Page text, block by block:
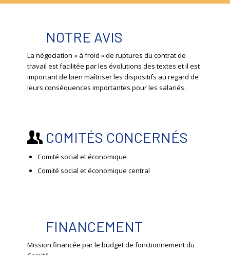
NOTRE AVIS
La négociation « à froid » de ruptures du contrat de
travail est facilitée par les évolutions des textes et il est
important de bien maîtriser les dispositifs au regard de
leurs conséquences importantes pour les salariés.
COMITÉS CONCERNÉS
Comité social et économique
Comité social et économique central
FINANCEMENT
Mission financée par le budget de fonctionnement du